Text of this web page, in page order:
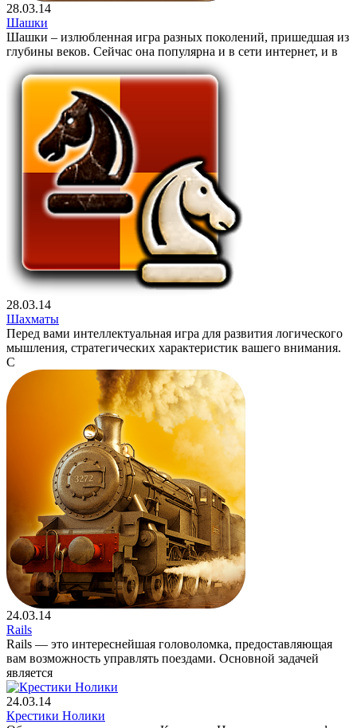
28.03.14
Шашки
Шашки – излюбленная игра разных поколений, пришедшая из
глубины веков. Сейчас она популярна и в сети интернет, и в
28.03.14
Шахматы
Перед вами интеллектуальная игра для развития логического
мышления, стратегических характеристик вашего внимания.
С
24.03.14
Rails
Rails — это интереснейшая головоломка, предоставляющая
вам возможность управлять поездами. Основной задачей
является
24.03.14
Крестики Нолики